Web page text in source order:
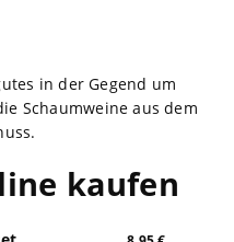
in der Gegend um
Schaumweine aus dem
kaufen